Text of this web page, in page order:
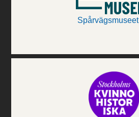
Spårvägsmuseet